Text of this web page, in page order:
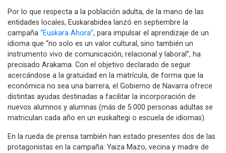
Por lo que respecta a la población adulta, de la mano de las
entidades locales, Euskarabidea lanzó en septiembre la
campaña “Euskara Ahora”, para impulsar el aprendizaje de un
idioma que “no solo es un valor cultural, sino también un
instrumento vivo de comunicación, relacional y laboral”, ha
precisado Arakama. Con el objetivo declarado de seguir
acercándose a la gratuidad en la matrícula, de forma que la
económica no sea una barrera, el Gobierno de Navarra ofrece
distintas ayudas destinadas a facilitar la incorporación de
nuevos alumnos y alumnas (más de 5.000 personas adultas se
matriculan cada año en un euskaltegi o escuela de idiomas).
En la rueda de prensa también han estado presentes dos de las
protagonistas en la campaña: Yaiza Mazo, vecina y madre de